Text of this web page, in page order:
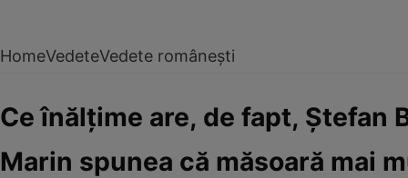
HomeVedeteVedete românești
Ce înălțime are, de fapt, Ștefan
Marin spunea că măsoară mai